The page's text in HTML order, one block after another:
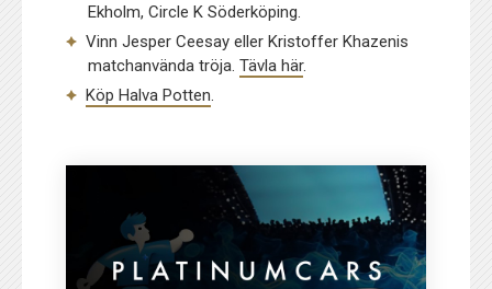
Ekholm, Circle K Söderköping.
Vinn Jesper Ceesay eller Kristoffer Khazenis
matchanvända tröja.Tävla här.
Köp Halva Potten.